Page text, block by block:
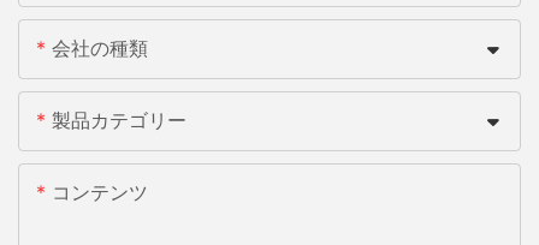
会社の種類
製品カテゴリー
コンテンツ